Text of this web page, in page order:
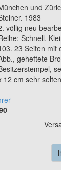
und
1983
völlig neu
Schnell.
23 Seiten mit
geheftete
12 cm sehr